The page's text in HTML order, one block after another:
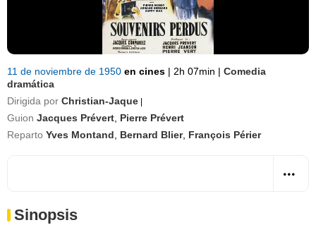
11 de noviembre de 1950 en cines | 2h 07min | Comedia
dramática
Dirigida por Christian-Jaque
Guion Jacques Prévert Pierre Prévert
Reparto Yves Montand Bernard Blier, François Périer
Sinopsis